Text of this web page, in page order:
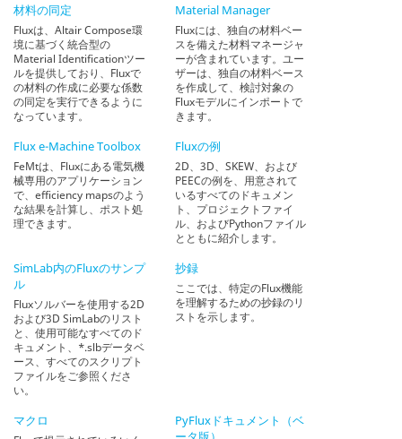
材料の同定
Fluxは、Altair Compose環
境に基づく統合型の
Material Identificationツー
ルを提供しており、Fluxで
の材料の作成に必要な係数
の同定を実行できるように
なっています。
Material Manager
Fluxには、独自の材料ベー
スを備えた材料マネージャ
ーが含まれています。ユー
ザーは、独自の材料ベース
を作成して、検討対象の
Fluxモデルにインポートで
きます。
Flux e-Machine Toolbox
FeMtは、Fluxにある電気機
械専用のアプリケーション
で、efficiency mapsのよう
な結果を計算し、ポスト処
理できます。
Fluxの例
2D、3D、SKEW、および
PEECの例を、用意されて
いるすべてのドキュメン
ト、プロジェクトファイ
ル、およびPythonファイル
とともに紹介します。
SimLab内のFluxのサンプ
ル
Fluxソルバーを使用する2D
および3D SimLabのリスト
と、使用可能なすべてのド
キュメント、*.slbデータベ
ース、すべてのスクリプト
ファイルをご参照くださ
い。
抄録
ここでは、特定のFlux機能
を理解するための抄録のリ
ストを示します。
マクロ
PyFluxドキュメント（ベ